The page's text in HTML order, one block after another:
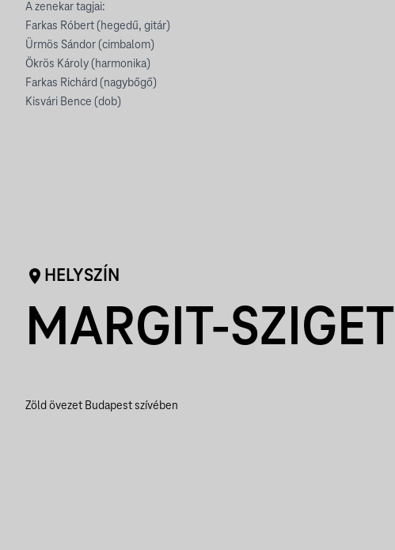
A zenekar tagjai:
Farkas Róbert (hegedű, gitár)
Ürmös Sándor (cimbalom)
Ökrös Károly (harmonika)
Farkas Richárd (nagybőgő)
Kisvári Bence (dob)
HELYSZÍN
MARGIT-SZIGET
Zöld övezet Budapest szívében